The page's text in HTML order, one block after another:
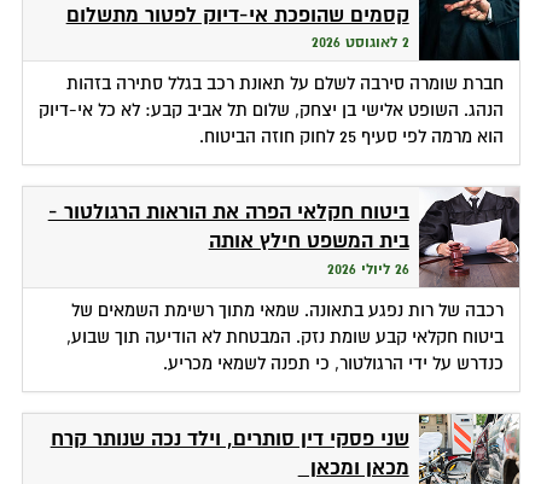
קסמים שהופכת אי-דיוק לפטור מתשלום
2 לאוגוסט 2026
חברת שומרה סירבה לשלם על תאונת רכב בגלל סתירה בזהות
הנהג. השופט אלישי בן יצחק, שלום תל אביב קבע: לא כל אי-דיוק
הוא מרמה לפי סעיף 25 לחוק חוזה הביטוח.
ביטוח חקלאי הפרה את הוראות הרגולטור -
בית המשפט חילץ אותה
26 ליולי 2026
רכבה של רות נפגע בתאונה. שמאי מתוך רשימת השמאים של
ביטוח חקלאי קבע שומת נזק. המבטחת לא הודיעה תוך שבוע,
כנדרש על ידי הרגולטור, כי תפנה לשמאי מכריע.
שני פסקי דין סותרים, וילד נכה שנותר קרח
מכאן ומכאן